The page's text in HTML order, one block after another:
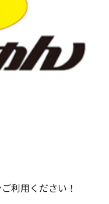
利用ください！